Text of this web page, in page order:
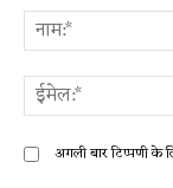
अगली बार टिप्पणी